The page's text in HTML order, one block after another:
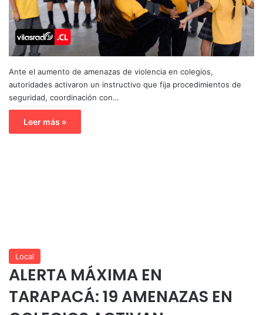
Ante el aumento de amenazas de violencia en colegios,
autoridades activaron un instructivo que fija procedimientos de
seguridad, coordinación con…
Leer más »
Local
ALERTA MÁXIMA EN
TARAPACÁ: 19 AMENAZAS EN